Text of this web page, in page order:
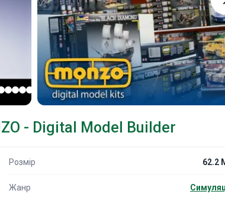
- Digital Model Builder
Розмір 62.2
Жанр